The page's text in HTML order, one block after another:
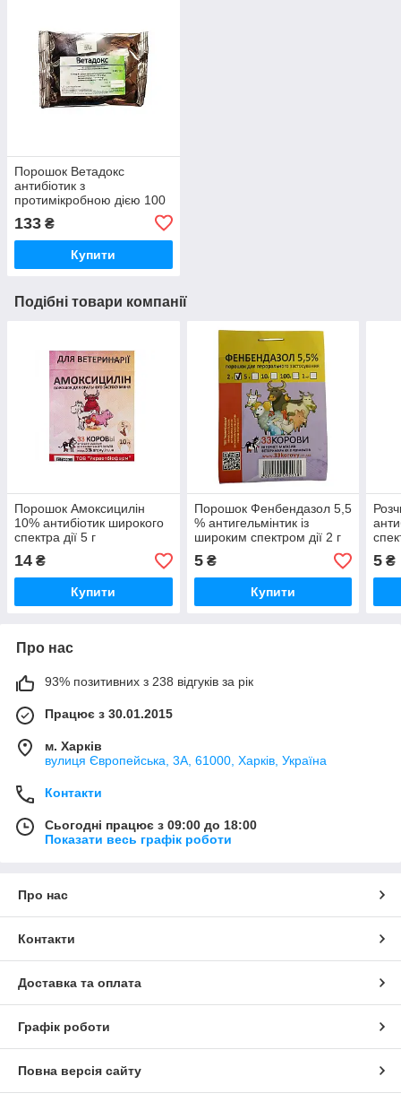
Порошок Ветадокс
антибіотик з
протимікробною дією 100
133 ₴
Купити
Подібні товари компанії
Порошок Амоксицилін
10% антибіотик широкого
спектра дії 5 г
14 ₴
Купити
Порошок Фенбендазол 5,5
% антигельмінтик із
широким спектром дії 2 г
5₴
Купити
5 ₴
Про нас
93% позитивних з 238 відгуків за рік
Працює з 30.01.2015
м. Харків
вулиця Європейська, 3А, 61000, Харків, Україна
Контакти
Сьогодні працює з 09:00 до 18:00
Показати весь графік роботи
Про нас
Контакти
Доставка та оплата
Графік роботи
Повна версія сайту